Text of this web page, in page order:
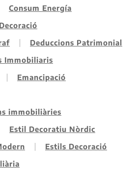
Consum Energía
Decoració
Deduccions Patrimonial
Immobiliaris
Emancipació
immobiliàries
Estil Decoratiu Nòrdic
Estils Decoració